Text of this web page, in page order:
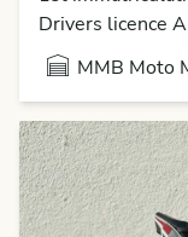
Drivers licence
MMB Moto